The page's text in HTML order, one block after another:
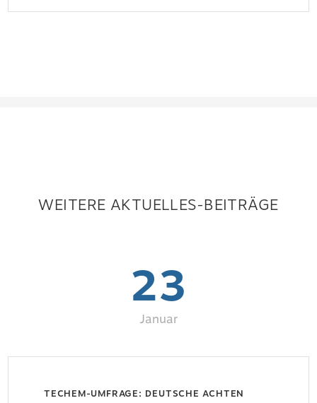
WEITERE AKTUELLES-BEITRÄGE
23
Januar
TECHEM-UMFRAGE: DEUTSCHE ACHTEN